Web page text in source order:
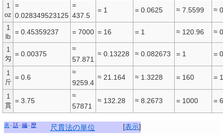
1
oz
=
0.028349523125
=
437.5
= 1 = 0.0625 ≈ 7.5599 ≈
1
lb
= 0.45359237 = 7000 = 16 = 1 ≈ 120.96 ≈
1
匁
= 0.00375
≈
57.871
≈ 0.13228 ≈ 0.082673 = 1 =
1
斤
= 0.6
≈
9259.4
≈ 21.164 ≈ 1.3228 = 160 = 1
1
貫
= 3.75
≈
57871
≈ 132.28 ≈ 8.2673 = 1000 =
[表示]
表 話 編 歴 尺貫法の単位